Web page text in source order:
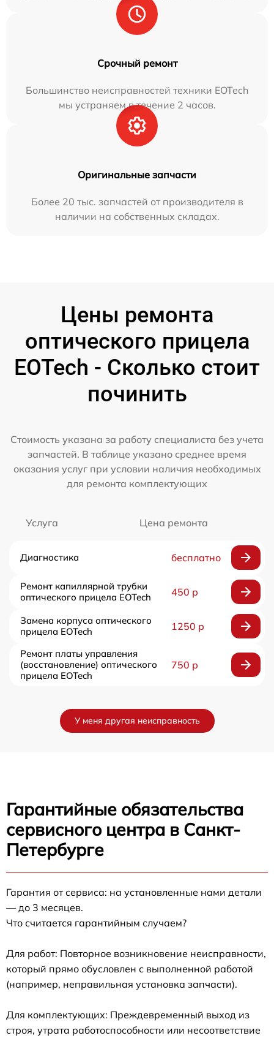
Срочный ремонт
Большинство неисправностей техники EOTech
мы устраняем в течение 2 часов.
Оригинальные запчасти
Более 20 тыс. запчастей от производителя в
наличии на собственных складах.
Цены ремонта
оптического прицела
EOTech - Сколько стоит
починить
Стоимость указана за работу специалиста без учета
запчастей. В таблице указано среднее время
оказания услуг при условии наличия необходимых
для ремонта комплектующих
Услуга Цена ремонта
Диагностика бесплатно
Ремонт капиллярной трубки
оптического прицела EOTech
450 р
Замена корпуса оптического
прицела EOTech
1250 р
Ремонт платы управления
(восстановление) оптического
прицела EOTech
750 р
У меня другая неисправность
Гарантийные обязательства
сервисного центра в Санкт-
Петербурге
Гарантия от сервиса: на установленные нами детали
— до 3 месяцев.
Что считается гарантийным случаем?
Для работ: Повторное возникновение неисправности,
который прямо обусловлен с выполненной работой
(например, неправильная установка запчасти).
Для комплектующих: Преждевременный выход из
строя, утрата работоспособности или несоответствие